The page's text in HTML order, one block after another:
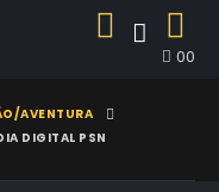
00
AVENTURA
DIGITAL PSN